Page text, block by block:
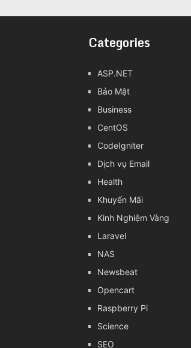
Categories
ASP.NET
Bảo Mật
Business
CentOS
CodeIgniter
Dịch vụ Email
Health
Khuyến Mãi
Kinh Nghiệm Vàng
Laravel
NAS
Newsbeat
Opencart
Raspberry Pi
Science
SEO